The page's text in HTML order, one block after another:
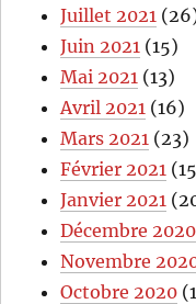
Juillet 2021
Juin 2021 (15)
Mai 2021 (13)
Avril 2021 (16)
Mars 2021 (23)
Février 2021
Janvier 2021
Décembre 2020
Novembre
Octobre 2020